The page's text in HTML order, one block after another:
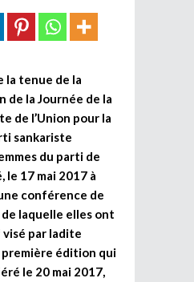
la tenue de la
de la Journée de la
de l’Union pour la
sankariste
du parti de
17 mai 2017 à
conférence de
laquelle elles ont
par ladite
première édition qui
le 20 mai 2017,